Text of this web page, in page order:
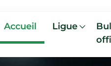
Accueil Ligue